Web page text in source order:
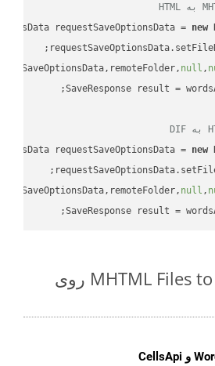
requestSaveOptionsData = new
null ,
requestSaveOptionsData = new
null ,
SaveResponse result =
تبدیل ساده MHTML Files to DIF روی